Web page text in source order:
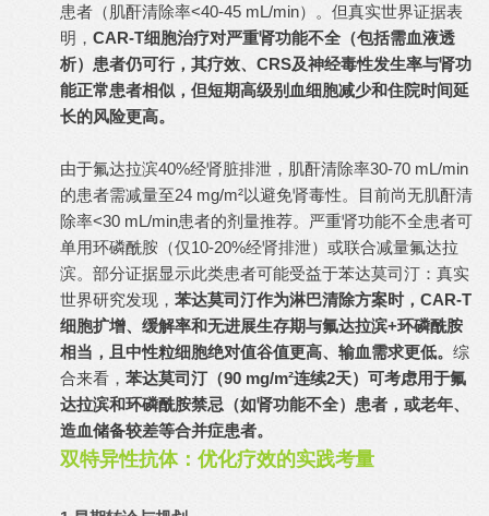
患者（肌酐清除率<40-45 mL/min）。但真实世界证据表
明， CAR-T细胞治疗对严重肾功能不全（包括需血液透
析）患者仍可行，其疗效、CRS及神经毒性发生率与肾功
能正常患者相似，但短期高级别血细胞减少和住院时间延
长的风险更高。
由于氟达拉滨40%经肾脏排泄，肌酐清除率30-70 mL/min
的患者需减量至24 mg/m²以避免肾毒性。目前尚无肌酐清
除率<30 mL/min患者的剂量推荐。严重肾功能不全患者可
单用环磷酰胺（仅10-20%经肾排泄）或联合减量氟达拉
滨。部分证据显示此类患者可能受益于苯达莫司汀：真实
世界研究发现， 苯达莫司汀作为淋巴清除方案时，CAR-T
细胞扩增、缓解率和无进展生存期与氟达拉滨+环磷酰胺
相当，且中性粒细胞绝对值谷值更高、输血需求更低。 综
合来看， 苯达莫司汀（90 mg/m²连续2天）可考虑用于氟
达拉滨和环磷酰胺禁忌（如肾功能不全）患者，或老年、
造血储备较差等合并症患者。
双特异性抗体：优化疗效的实践考量